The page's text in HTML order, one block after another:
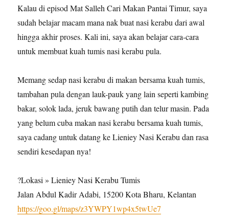
Kalau di episod Mat Salleh Cari Makan Pantai Timur, saya
sudah belajar macam mana nak buat nasi kerabu dari awal
hingga akhir proses. Kali ini, saya akan belajar cara-cara
untuk membuat kuah tumis nasi kerabu pula.
Memang sedap nasi kerabu di makan bersama kuah tumis,
tambahan pula dengan lauk-pauk yang lain seperti kambing
bakar, solok lada, jeruk bawang putih dan telur masin. Pada
yang belum cuba makan nasi kerabu bersama kuah tumis,
saya cadang untuk datang ke Lieniey Nasi Kerabu dan rasa
sendiri kesedapan nya!
?Lokasi » Lieniey Nasi Kerabu Tumis
Jalan Abdul Kadir Adabi, 15200 Kota Bharu, Kelantan
https://goo.gl/maps/z3YWPY1wp4x5twUe7